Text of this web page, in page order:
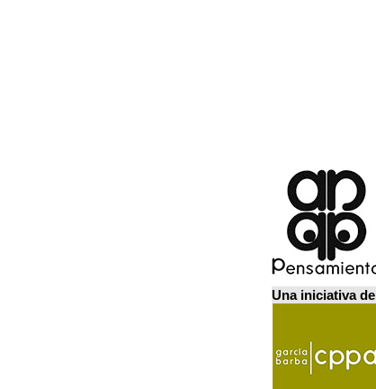
Una iniciativa de